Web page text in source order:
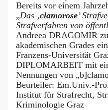
Bereits vor einem
„Das ‚clamorose’
Strafverfahren von
Andreea DRAGOMIR
akademischen Grades
Franzens-Universität
DIPLOMARBEIT mit
Nennungen von
Beurteiler: Em.Univ.-
Institut für Strafrecht,
Kriminologie Graz